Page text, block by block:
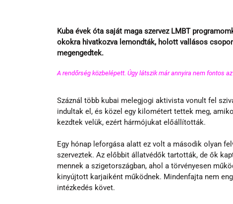
Kuba évek óta saját maga szervez LMBT
okokra hivatkozva lemondták, holott vallásos
megengedtek.
A rendőrség közbelépett. Úgy látszik már annyira nem fontos
Száznál több kubai melegjogi aktivista vonult fel
indultak el, és közel egy kilométert tettek meg,
kezdtek velük, ezért hármójukat előállították.
Egy hónap leforgása alatt ez volt a második olyan
szerveztek. Az előbbit állatvédők tartották, de ők
mennek a szigetországban, ahol a törvényesen
kinyújtott karjaiként működnek. Mindenfajta nem
intézkedés követ.